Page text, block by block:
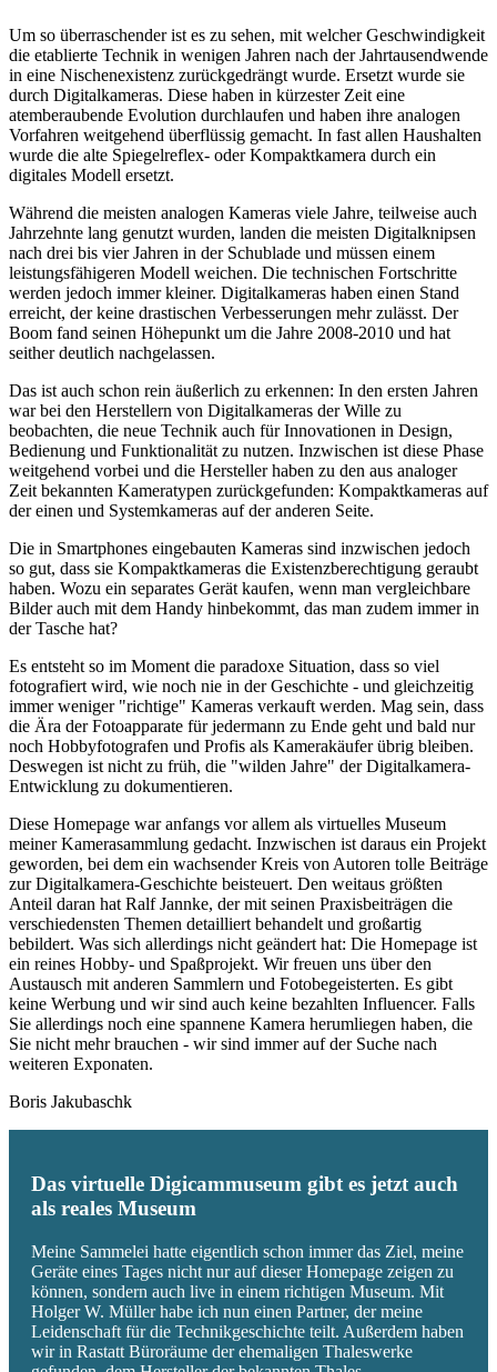
Um so überraschender ist es zu sehen, mit welcher Geschwindigkeit
die etablierte Technik in wenigen Jahren nach der Jahrtausendwende
in eine Nischenexistenz zurückgedrängt wurde. Ersetzt wurde sie
durch Digitalkameras. Diese haben in kürzester Zeit eine
atemberaubende Evolution durchlaufen und haben ihre analogen
Vorfahren weitgehend überflüssig gemacht. In fast allen Haushalten
wurde die alte Spiegelreflex- oder Kompaktkamera durch ein
digitales Modell ersetzt.
Während die meisten analogen Kameras viele Jahre, teilweise auch
Jahrzehnte lang genutzt wurden, landen die meisten Digitalknipsen
nach drei bis vier Jahren in der Schublade und müssen einem
leistungsfähigeren Modell weichen. Die technischen Fortschritte
werden jedoch immer kleiner. Digitalkameras haben einen Stand
erreicht, der keine drastischen Verbesserungen mehr zulässt. Der
Boom fand seinen Höhepunkt um die Jahre 2008-2010 und hat
seither deutlich nachgelassen.
Das ist auch schon rein äußerlich zu erkennen: In den ersten Jahren
war bei den Herstellern von Digitalkameras der Wille zu
beobachten, die neue Technik auch für Innovationen in Design,
Bedienung und Funktionalität zu nutzen. Inzwischen ist diese Phase
weitgehend vorbei und die Hersteller haben zu den aus analoger
Zeit bekannten Kameratypen zurückgefunden: Kompaktkameras auf
der einen und Systemkameras auf der anderen Seite.
Die in Smartphones eingebauten Kameras sind inzwischen jedoch
so gut, dass sie Kompaktkameras die Existenzberechtigung geraubt
haben. Wozu ein separates Gerät kaufen, wenn man vergleichbare
Bilder auch mit dem Handy hinbekommt, das man zudem immer in
der Tasche hat?
Es entsteht so im Moment die paradoxe Situation, dass so viel
fotografiert wird, wie noch nie in der Geschichte - und gleichzeitig
immer weniger "richtige" Kameras verkauft werden. Mag sein, dass
die Ära der Fotoapparate für jedermann zu Ende geht und bald nur
noch Hobbyfotografen und Profis als Kamerakäufer übrig bleiben.
Deswegen ist nicht zu früh, die "wilden Jahre" der Digitalkamera-
Entwicklung zu dokumentieren.
Diese Homepage war anfangs vor allem als virtuelles Museum
meiner Kamerasammlung gedacht. Inzwischen ist daraus ein Projekt
geworden, bei dem ein wachsender Kreis von Autoren tolle Beiträge
zur Digitalkamera-Geschichte beisteuert. Den weitaus größten
Anteil daran hat Ralf Jannke, der mit seinen Praxisbeiträgen die
verschiedensten Themen detailliert behandelt und großartig
bebildert. Was sich allerdings nicht geändert hat: Die Homepage ist
ein reines Hobby- und Spaßprojekt. Wir freuen uns über den
Austausch mit anderen Sammlern und Fotobegeisterten. Es gibt
keine Werbung und wir sind auch keine bezahlten Influencer. Falls
Sie allerdings noch eine spannene Kamera herumliegen haben, die
Sie nicht mehr brauchen - wir sind immer auf der Suche nach
weiteren Exponaten.
Boris Jakubaschk
Das virtuelle Digicammuseum gibt es jetzt auch
als reales Museum
Meine Sammelei hatte eigentlich schon immer das Ziel, meine
Geräte eines Tages nicht nur auf dieser Homepage zeigen zu
können, sondern auch live in einem richtigen Museum. Mit
Holger W. Müller habe ich nun einen Partner, der meine
Leidenschaft für die Technikgeschichte teilt. Außerdem haben
wir in Rastatt Büroräume der ehemaligen Thaleswerke